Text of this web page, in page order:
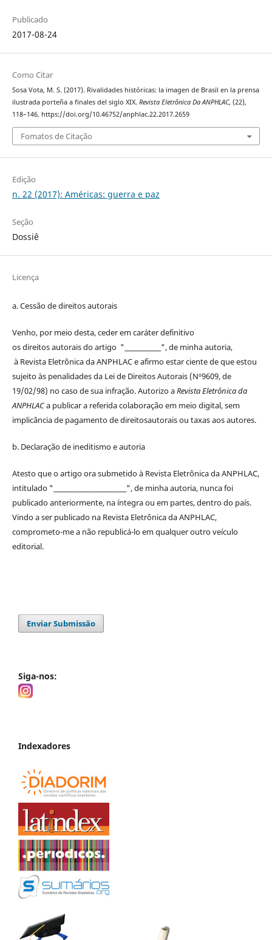
Publicado
2017-08-24
Como Citar
Sosa Vota, M. S. (2017). Rivalidades históricas: la imagen de Brasil en la prensa
ilustrada porteña a finales del siglo XIX. Revista Eletrônica Da ANPHLAC, (22),
118–146. https://doi.org/10.46752/anphlac.22.2017.2659
Fomatos de Citação
Edição
n. 22 (2017): Américas: guerra e paz
Seção
Dossiê
Licença
a. Cessão dedireitosautorais
Venho, por meio desta, ceder em caráter definitivo
osdireitosautoraisdo artigo "____________", de minha autoria,
à Revista Eletrônica da ANPHLACe afirmo estar ciente de que estou
sujeito às penalidades da Lei de DireitosAutorais(Nº9609, de
19/02/98) no caso de sua infração. Autorizo aRevista Eletrônica da
ANPHLACa publicar a referida colaboração em meio digital, sem
implicância de pagamento dedireitosautoraisou taxas aos autores.
b. Declaração de ineditismo e autoria
Atesto que o artigo ora submetido à Revista Eletrônica da ANPHLAC,
intitulado "________________________", de minha autoria, nunca foi
publicado anteriormente, na íntegra ou em partes, dentrodo país.
Vindo a ser publicado na Revista Eletrônica da ANPHLAC,
comprometo-me a não republicá-lo em qualquer outro veículo
editorial.
Enviar Submissão
Siga-nos:
Indexadores